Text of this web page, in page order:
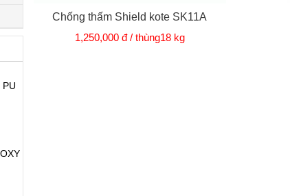
Chống thấm Shield kote SK11A
1,250,000 đ / thùng18 kg